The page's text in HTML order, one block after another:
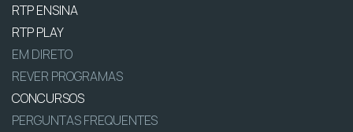
RTP ENSINA
RTP PLAY
EM DIRETO
REVER PROGRAMAS
CONCURSOS
PERGUNTAS FREQUENTES